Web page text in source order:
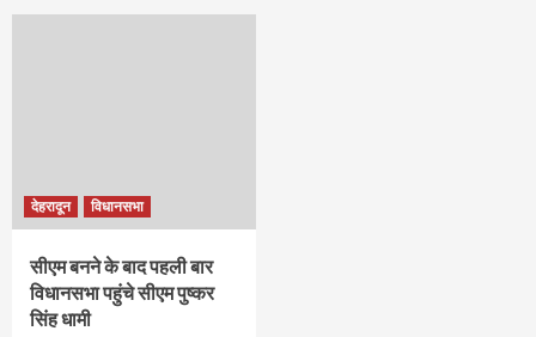
देहरादून विधानसभा
सीएम बनने के बाद पहली बार
विधानसभा पहुंचे सीएम पुष्कर
सिंह धामी